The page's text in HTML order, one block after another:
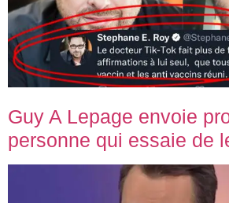
Guy A Lepage envoie
personne qui essaie de